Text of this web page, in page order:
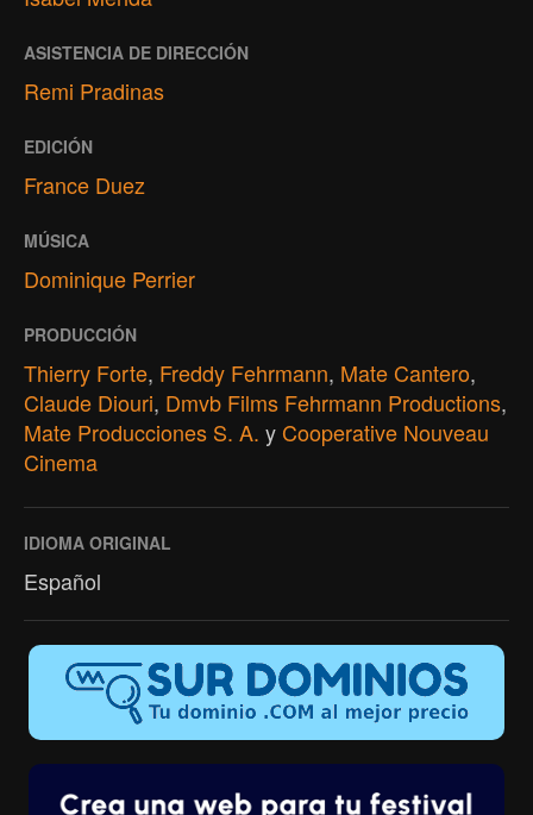
ASISTENCIA DE DIRECCIÓN
Remi Pradinas
EDICIÓN
France Duez
MÚSICA
Dominique Perrier
PRODUCCIÓN
Thierry Forte, Freddy Fehrmann, Mate Cantero,
Claude Diouri, Dmvb Films Fehrmann Productions,
Mate Producciones S. A. y Cooperative Nouveau
Cinema
IDIOMA ORIGINAL
Español